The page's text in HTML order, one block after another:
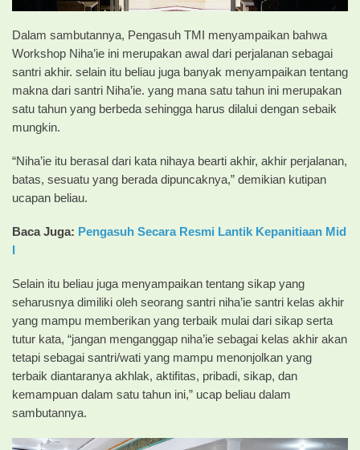
Dalam sambutannya, Pengasuh TMI menyampaikan bahwa
Workshop Niha’ie ini merupakan awal dari perjalanan sebagai
santri akhir. selain itu beliau juga banyak menyampaikan tentang
makna dari santri Niha’ie. yang mana satu tahun ini merupakan
satu tahun yang berbeda sehingga harus dilalui dengan sebaik
mungkin.
“Niha’ie itu berasal dari kata nihaya bearti akhir, akhir perjalanan,
batas, sesuatu yang berada dipuncaknya,” demikian kutipan
ucapan beliau.
Baca Juga: Pengasuh Secara Resmi Lantik Kepanitiaan Mid
Selain itu beliau juga menyampaikan tentang sikap yang
seharusnya dimiliki oleh seorang santri niha’ie santri kelas akhir
yang mampu memberikan yang terbaik mulai dari sikap serta
tutur kata, “jangan menganggap niha’ie sebagai kelas akhir akan
tetapi sebagai santri/wati yang mampu menonjolkan yang
terbaik diantaranya akhlak, aktifitas, pribadi, sikap, dan
kemampuan dalam satu tahun ini,” ucap beliau dalam
sambutannya.